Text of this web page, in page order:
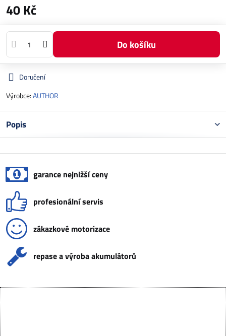
40 Kč
Do košíku
Doručení
Výrobce:AUTHOR
Popis
garance nejnižší ceny
profesionální servis
zákazkové motorizace
repase a výroba akumulátorů